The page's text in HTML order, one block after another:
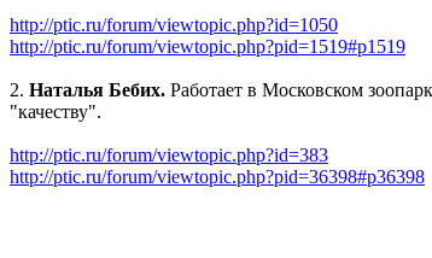
http://ptic.ru/forum/viewtopic.php?id=1050
http://ptic.ru/forum/viewtopic.php?pid=1519#p1519
2. Наталья Бебих. Работает в Московском
"качеству".
http://ptic.ru/forum/viewtopic.php?id=383
http://ptic.ru/forum/viewtopic.php?pid=36398#p36398